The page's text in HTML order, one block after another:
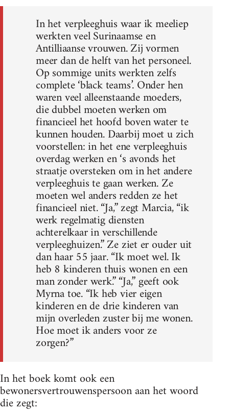
In het verpleeghuis waar ik meeliep
werkten veel Surinaamse en
Antilliaanse vrouwen. Zij vormen
meer dan de helft van het personeel.
Op sommige units werkten zelfs
complete ‘black teams’. Onder hen
waren veel alleenstaande moeders,
die dubbel moeten werken om
financieel het hoofd boven water te
kunnen houden. Daarbij moet u zich
voorstellen: in het ene verpleeghuis
overdag werken en ‘s avonds het
straatje oversteken om in het andere
verpleeghuis te gaan werken. Ze
moeten wel anders redden ze het
financieel niet. “Ja,” zegt Marcia, “ik
werk regelmatig diensten
achterelkaar in verschillende
verpleeghuizen.” Ze ziet er ouder uit
dan haar 55 jaar. “Ik moet wel. Ik
heb 8 kinderen thuis wonen en een
man zonder werk.” “Ja,” geeft ook
Myrna toe. “Ik heb vier eigen
kinderen en de drie kinderen van
mijn overleden zuster bij me wonen.
Hoe moet ik anders voor ze
zorgen?”
In het boek komt ook een
bewonersvertrouwenspersoon aan het woord
die zegt: